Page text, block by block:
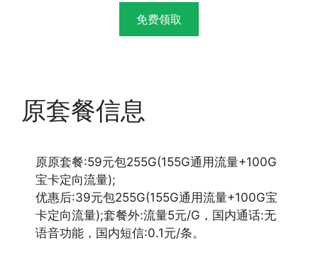
免费领取
原套餐信息
原原套餐:59元包255G(155G通用流量+100G
宝卡定向流量);
优惠后:39元包255G(155G通用流量+100G宝
卡定向流量);套餐外:流量5元/G，国内通话:无
语音功能，国内短信:0.1元/条。